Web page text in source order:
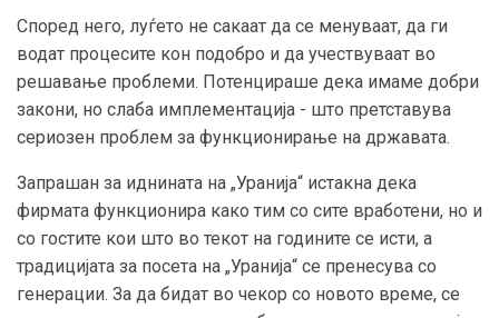
Според него, луѓето не сакаат да се менуваат, да ги
водат процесите кон подобро и да учествуваат во
решавање проблеми. Потенцираше дека имаме добри
закони, но слаба имплементација - што претставува
сериозен проблем за функционирање на државата.
Запрашан за иднината на „Уранија“ истакна дека
фирмата функционира како тим со сите вработени, но и
со гостите кои што во текот на годините се исти, а
традицијата за посета на „Уранија“ се пренесува со
генерации. За да бидат во чекор со новото време, се